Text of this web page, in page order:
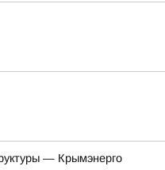
— Крымэнерго